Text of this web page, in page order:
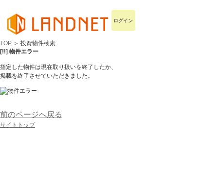
ログイン
TOP ＞ 投資物件検索
[!!] 物件エラー
指定した物件は現在取り扱いを終了したか、
掲載を終了させていただきました。
前のページへ戻る
サイトトップ